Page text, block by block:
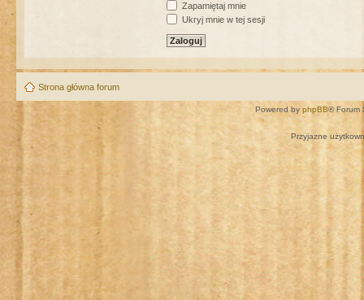
Zapamiętaj mnie
Ukryj mnie w tej sesji
Strona główna forum
Powered by phpBB® Forum
Przyjazne